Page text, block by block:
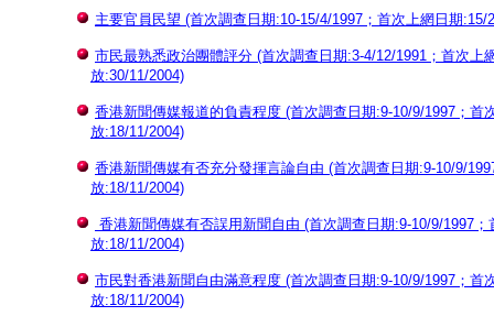
主要官員民望 (首次調查日期:10-15/4/1997；首次上網日期
市民最熟悉政治團體評分 (首次調查日期:3-4/12/1991；首次
放:30/11/2004)
香港新聞傳媒報道的負責程度 (首次調查日期:9-10/9/1997；
放:18/11/2004)
香港新聞傳媒有否充分發揮言論自由 (首次調查日期:9-10/9/
放:18/11/2004)
香港新聞傳媒有否誤用新聞自由 (首次調查日期:9-10/9/1997
放:18/11/2004)
市民對香港新聞自由滿意程度 (首次調查日期:9-10/9/1997；
放:18/11/2004)